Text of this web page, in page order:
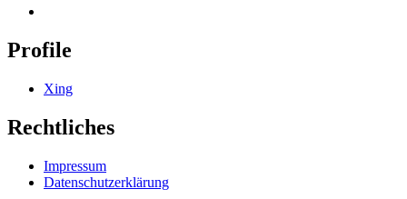
Profile
Xing
Rechtliches
Impressum
Datenschutzerklärung